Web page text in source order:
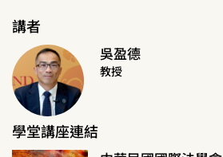
講者
吳盈德
教授
學堂講座連結